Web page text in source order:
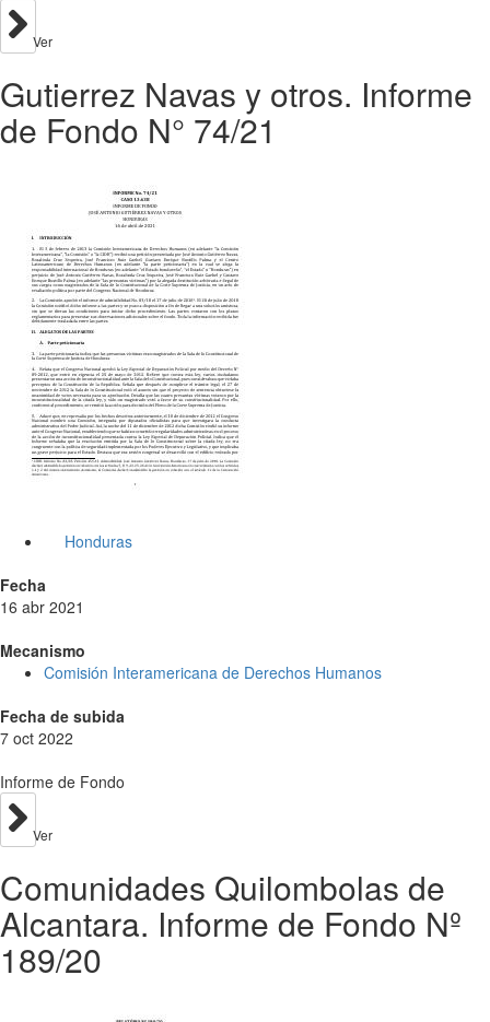
Ver
Gutierrez Navas y otros. Informe
de Fondo N° 74/21
Honduras
Fecha
16 abr 2021
Mecanismo
Comisión Interamericana de Derechos Humanos
Fecha de subida
7 oct 2022
Informe de Fondo
Ver
Comunidades Quilombolas de
Alcantara. Informe de Fondo Nº
189/20